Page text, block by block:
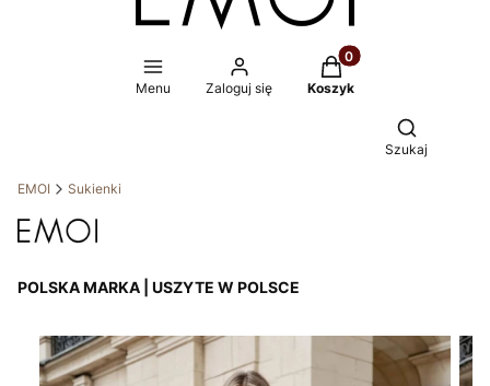
Menu Zaloguj się
Produkty w
Koszyk
Otwórz
Szukaj
EMOI Sukienki
POLSKA MARKA | USZYTE W POLSCE